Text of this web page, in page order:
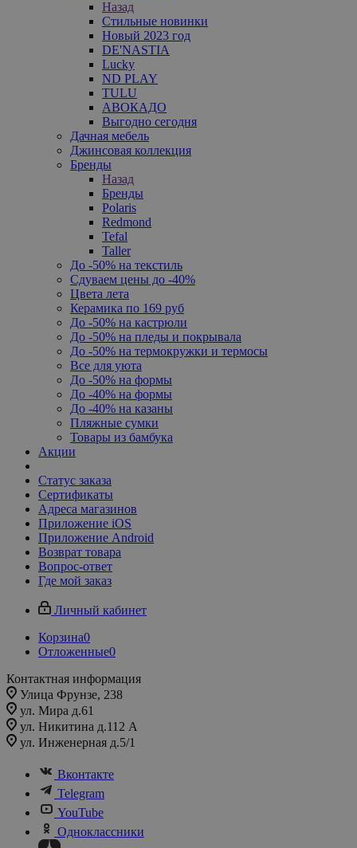
Назад
Стильные новинки
Новый 2023 год
DE'NASTIA
Lucky
ND PLAY
TULU
АВОКАДО
Выгодно сегодня
Дачная мебель
Джинсовая коллекция
Бренды
Назад
Бренды
Polaris
Redmond
Tefal
Taller
До -50% на текстиль
Сдуваем цены до -40%
Цвета лета
Керамика по 169 руб
До -50% на кастрюли
До -50% на пледы и покрывала
До -50% на термокружки и термосы
Все для уюта
До -50% на формы
До -40% на формы
До -40% на казаны
Пляжные сумки
Товары из бамбука
Акции
Статус заказа
Сертификаты
Адреса магазинов
Приложение iOS
Приложение Android
Возврат товара
Вопрос-ответ
Где мой заказ
Личный кабинет
Корзина0
Отложенные0
Контактная информация
Улица Фрунзе, 238​
ул. Мира д.61
ул. Никитина д.112 А
ул. Инженерная д.5/1
Вконтакте
Telegram
YouTube
Одноклассники